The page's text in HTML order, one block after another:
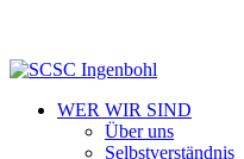
WER WIR SIND
Über uns
Selbstverständnis